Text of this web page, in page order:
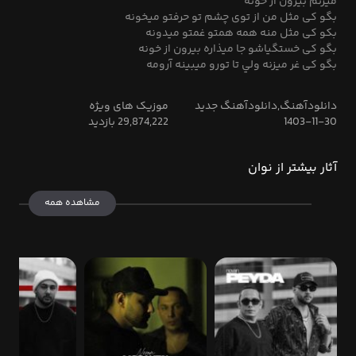
بگو کی مثل من از توی چشم تو حرفتو میخونه
بکو کی مثل منه همه همتو غمتو میدونه
بگو کی خستگیاشو جا میذاره بیرون از خونه
بگو کی غر ميزنه ولي تا تورو ميبينه آرومه
دانلودآهنگ,دانلودآهنگ جدید
موزیک های ویژه
1403-11-30
29,874,222 بازدید
آثار بیشتر از نوان
مشاهده همه